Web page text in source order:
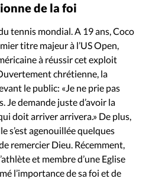
de la foi
tennis mondial. A 19 ans, Coco
titre majeur à l’US Open,
à réussir cet exploit
chrétienne, la
le public: «Je ne prie pas
demande juste d’avoir la
doit arriver arrivera.» De plus,
s’est agenouillée quelques
remercier Dieu. Récemment,
et membre d’une Eglise
l’importance de sa foi et de